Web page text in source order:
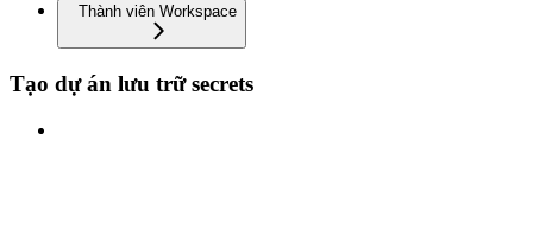
Thành viên Workspace
Tạo dự án lưu trữ secrets